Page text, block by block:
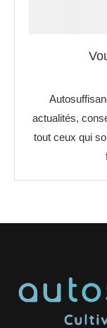
actualités,
tout ceux qui